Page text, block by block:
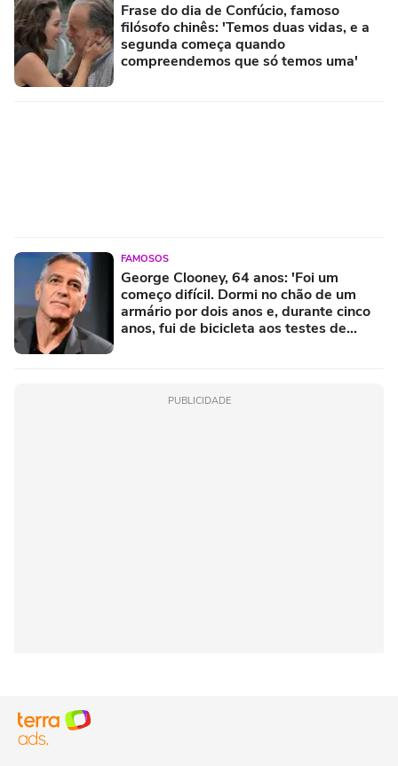
Frase do dia de Confúcio, famoso
filósofo chinês: 'Temos duas vidas, e a
segunda começa quando
compreendemos que só temos uma'
FAMOSOS
George Clooney, 64 anos: 'Foi um
começo difícil. Dormi no chão de um
armário por dois anos e, durante cinco
anos, fui de bicicleta aos testes de
PUBLICIDADE